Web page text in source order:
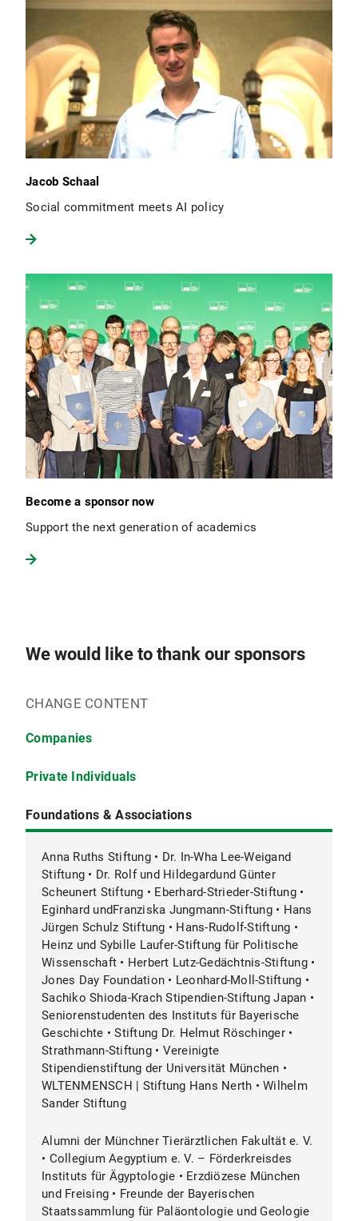
Jacob Schaal
Social commitment meets AI policy
Become a sponsor now
Support the next generation of academics
We would like to thank our sponsors
CHANGE CONTENT
Foundations & Associations
Companies
Private Individuals
Anna Ruths Stiftung • Dr. In-Wha Lee-Weigand
Stiftung • Dr. Rolf und Hildegardund Günter
Scheunert Stiftung • Eberhard-Strieder-Stiftung •
Eginhard undFranziska Jungmann-Stiftung • Hans
Jürgen Schulz Stiftung • Hans-Rudolf-Stiftung •
Heinz und Sybille Laufer-Stiftung für Politische
Wissenschaft • Herbert Lutz-Gedächtnis-Stiftung •
Jones Day Foundation • Leonhard-Moll-Stiftung •
Sachiko Shioda-Krach Stipendien-Stiftung Japan •
Seniorenstudenten des Instituts für Bayerische
Geschichte • Stiftung Dr. Helmut Röschinger •
Strathmann-Stiftung • Vereinigte
Stipendienstiftung der Universität München •
WLTENMENSCH | Stiftung Hans Nerth • Wilhelm
Sander Stiftung
Alumni der Münchner Tierärztlichen Fakultät e. V.
• Collegium Aegyptium e. V. – Förderkreisdes
Instituts für Ägyptologie • Erzdiözese München
und Freising • Freunde der Bayerischen
Staatssammlung für Paläontologie und Geologie